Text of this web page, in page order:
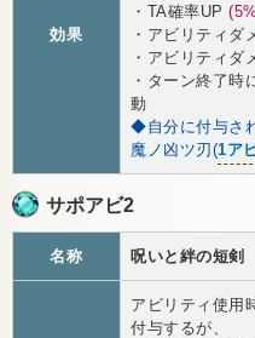
効果
・TA確率UP
・アビリティダ
・アビリティダ
・ターン終了時
動
◆自分に付与さ
魔ノ凶ツ刃(1ア
サポアビ2
名称 呪いと絆の短剣
アビリティ使用
付与するが、